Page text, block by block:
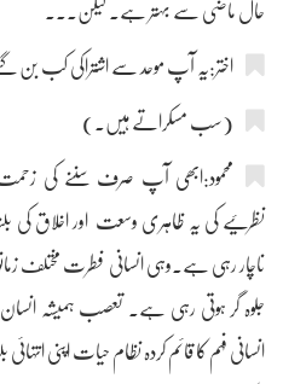
حال ماضی سے بہتر ہے۔ لیکن۔۔۔
اختر:یہ آپ موحد سے اشتراکی کب بن
(سب مسکراتے ہیں۔)
محمود:ابھی آپ صرف سننے کی
نظرئیے کی یہ ظاہری وسعت اور اخلاق کی
ناچار رہی ہے۔وہی انسانی فطرت مختلف
جلوہ گر ہوتی رہی ہے۔ تعصب ہمیشہ
انسانی فہم کا قائم کردہ نظام حیات اپنی